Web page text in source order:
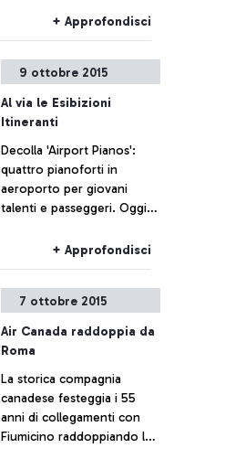
+ Approfondisci
9 ottobre 2015
Al via le Esibizioni
Itineranti
Decolla 'Airport Pianos':
quattro pianoforti in
aeroporto per giovani
talenti e passeggeri. Oggi
tennista Roberta Vinci
+ Approfondisci
7 ottobre 2015
Air Canada raddoppia da
Roma
La storica compagnia
canadese festeggia i 55
anni di collegamenti con
Fiumicino raddoppiando la